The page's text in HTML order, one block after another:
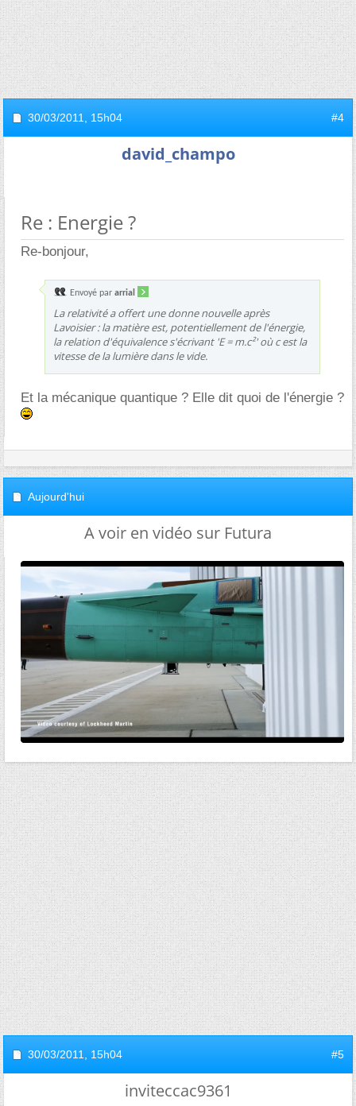
30/03/2011, 15h04 #4
david_champo
Re : Energie ?
Re-bonjour,
Envoyé par arrial
La relativité a offert une donne nouvelle après
Lavoisier : la matière est, potentiellement de l'énergie,
la relation d'équivalence s'écrivant 'E = m.c²' où c est la
vitesse de la lumière dans le vide.
Et la mécanique quantique ? Elle dit quoi de l'énergie ?
Aujourd'hui
A voir en vidéo sur Futura
30/03/2011, 15h04 #5
inviteccac9361